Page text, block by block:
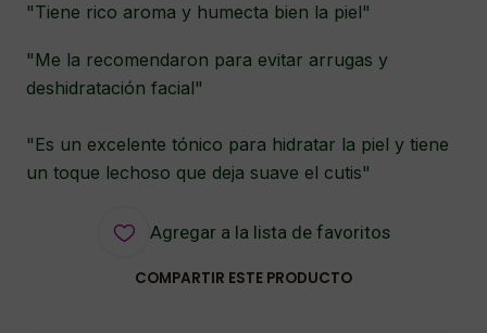
"Tiene rico aroma y humecta bien la piel"
"Me la recomendaron para evitar arrugas y
deshidratación facial"
"Es un excelente tónico para hidratar la piel y tiene
un toque lechoso que deja suave el cutis"
Agregar a la lista de favoritos
COMPARTIR ESTE PRODUCTO